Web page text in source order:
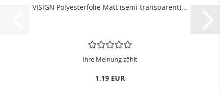
VI­SIGN Po­ly­es­ter­fo­lie Matt (semi-​trans­pa­rent)...
Ihre Meinung zählt
1,19 EUR